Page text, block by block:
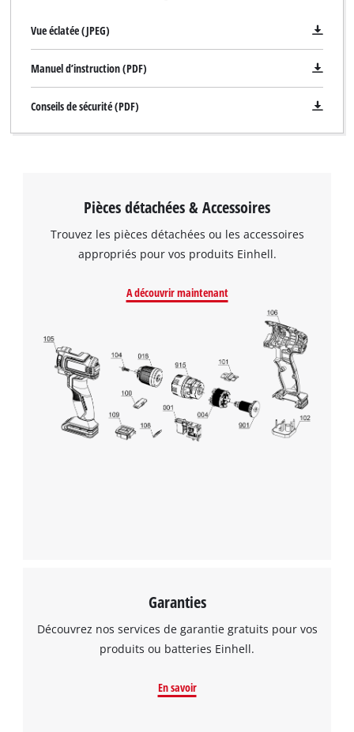
Vue éclatée (JPEG)
Manuel d’instruction (PDF)
Conseils de sécurité (PDF)
Pièces détachées & Accessoires
Trouvez les pièces détachées ou les accessoires
appropriés pour vos produits Einhell.
A découvrir maintenant
Garanties
Découvrez nos services de garantie gratuits pour vos
produits ou batteries Einhell.
En savoir